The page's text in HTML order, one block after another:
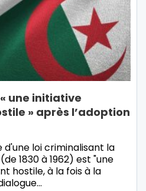
une initiative
» après l’adoption
d'une loi criminalisant la
1830 à 1962) est "une
hostile, à la fois à la